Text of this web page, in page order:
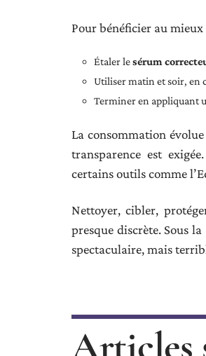
Pour bénéficier au mieux
Étaler lesérum
Utiliser matin et soir, en
Terminer en appliquant
La consommation
transparence est
certains outils comme
Nettoyer, cibler,
presque discrète. Sous
spectaculaire, mais
Articles